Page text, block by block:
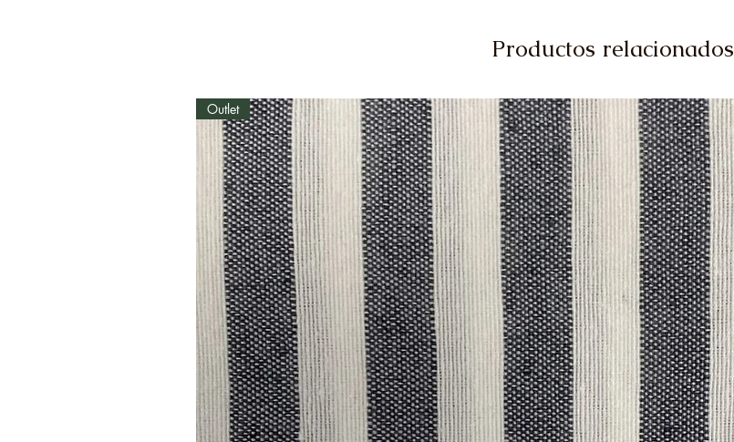
Productos relacionados
Outlet